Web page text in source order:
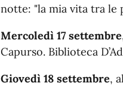
notte: "la mia vita tra le
Mercoledì 17 settembre
Capurso. Biblioteca
Giovedì 18 settembre,